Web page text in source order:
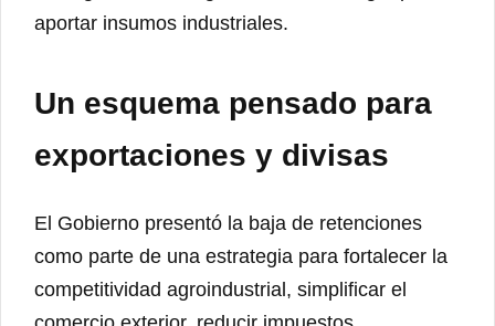
aportar insumos industriales.
Un esquema pensado para
exportaciones y divisas
El Gobierno presentó la baja de retenciones
como parte de una estrategia para fortalecer la
competitividad agroindustrial, simplificar el